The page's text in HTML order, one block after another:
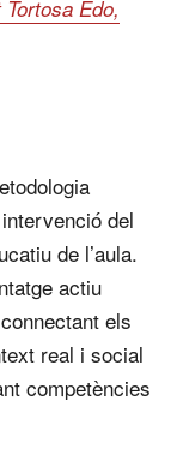
Edo,
del
de l’aula.
actiu
els
real i social
competències